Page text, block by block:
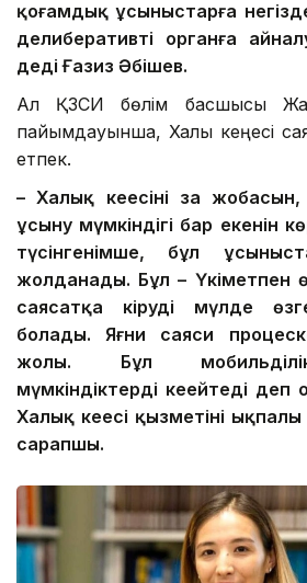
қоғамдық ұсыныстарға
делиберативті органға
деді Ғазиз Әбішев.
Ал ҚЗСИ бөлім басшысы
пайымдауынша, Халық кеңесі
етпек.
– Халық кеңесінің заң
ұсыну мүмкіндігі бар екенін
түсінгенімше, бұл
жолданады. Бұл – Үкіметпен
саясатқа кірудің мүлде
болады. Яғни саяси
жолы. Бұл
мүмкіндіктерді кеңейтеді
Халық кеңесі қызметінің
сарапшы.